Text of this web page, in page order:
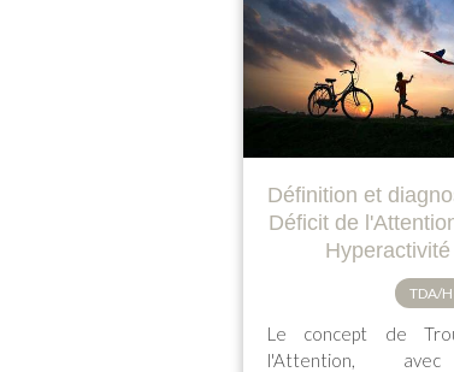
Définition et
Déficit de
TDA/H
Le concept de
l'Attention,